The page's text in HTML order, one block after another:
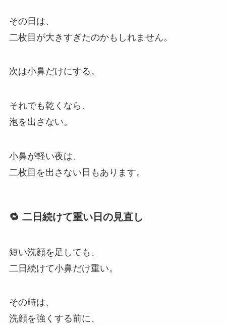
その日は、
二枚目が大きすぎたのかもしれません。
次は小鼻だけにする。
それでも乾くなら、
泡を出さない。
小鼻が軽い夜は、
二枚目を出さない日もあります。
🔁 二日続けて重い日の見直し
短い洗顔を足しても、
二日続けて小鼻だけ重い。
その時は、
洗顔を強くする前に、